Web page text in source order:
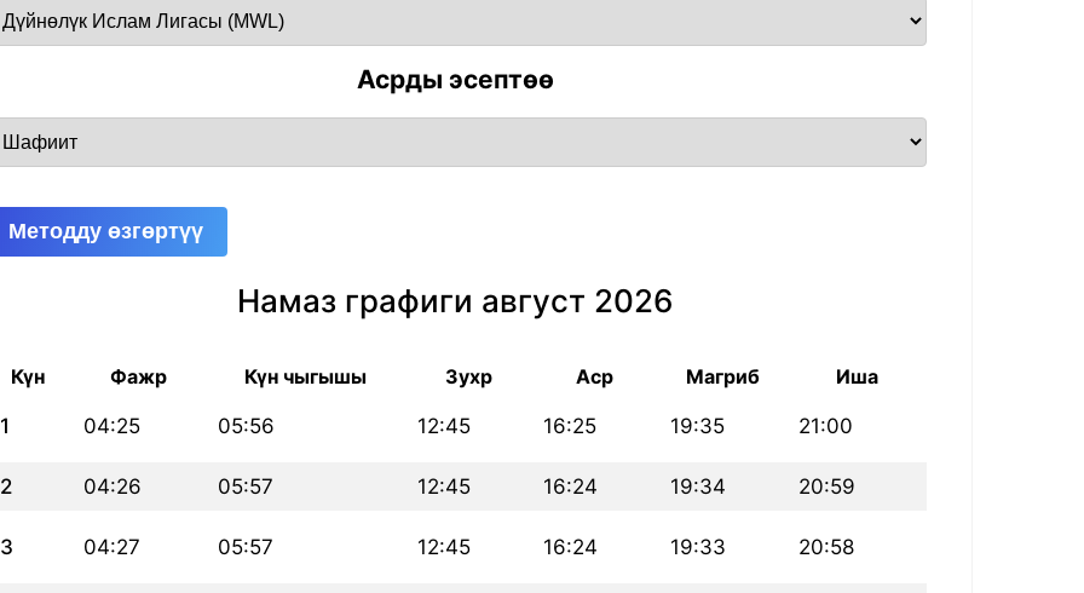
Асрды эсептөө
Методду өзгөртүү
Намаз графиги август 2026
Күн Фажр Күн чыгышы Зухр Аср Магриб Иша
1 04:25 05:56 12:45 16:25 19:35 21:00
2 04:26 05:57 12:45 16:24 19:34 20:59
3 04:27 05:57 12:45 16:24 19:33 20:58